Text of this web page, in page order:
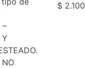
–
Y
NO
$ 2.100